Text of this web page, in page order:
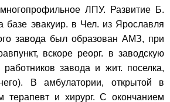
ЛПУ. Развитие Б.
базе эвакуир. в Чел. из Ярославля
завода был образован АМЗ, при
вскоре реорг. в заводскую
завода и жит. поселка,
В амбулатории, открытой в
терапевт и хирург. С окончанием